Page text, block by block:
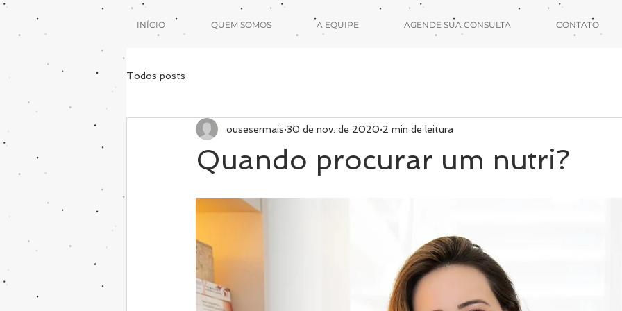
INÍCIO QUEM SOMOS A EQUIPE AGENDE SUA CONSULTA CONTATO
Todos posts
Quando procurar um nutri?
ousesermais 30 de nov. de 2020 2 min de leitura